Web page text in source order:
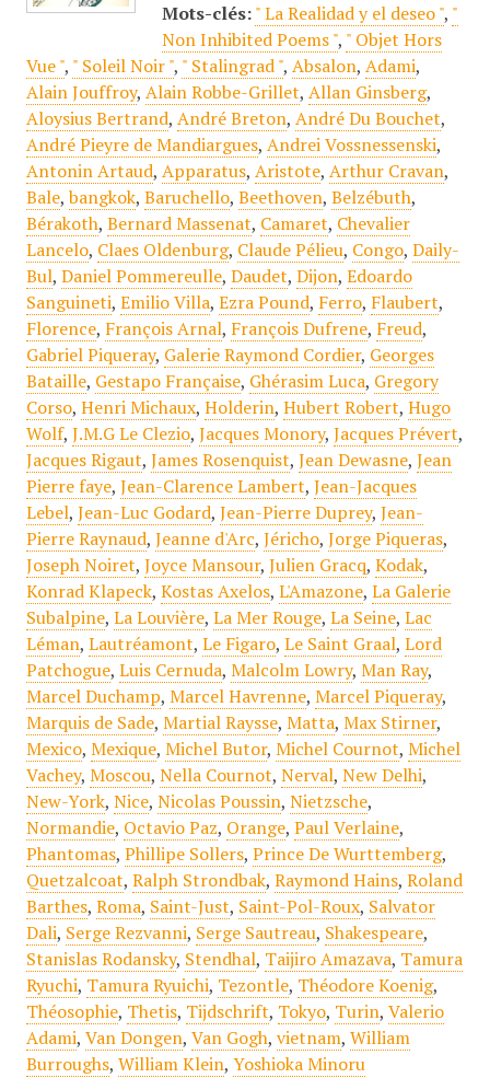
Mots-clés: " La Realidad y el deseo ", "
Non Inhibited Poems ", " Objet Hors
Vue ", " Soleil Noir ", " Stalingrad ", Absalon, Adami,
Alain Jouffroy, Alain Robbe-Grillet, Allan Ginsberg,
Aloysius Bertrand, André Breton, André Du Bouchet,
André Pieyre de Mandiargues, Andrei Vossnessenski,
Antonin Artaud, Apparatus, Aristote, Arthur Cravan,
Bale,bangkok, Baruchello, Beethoven, Belzébuth,
Bérakoth, Bernard Massenat, Camaret, Chevalier
Lancelo, Claes Oldenburg, Claude Pélieu, Congo, Daily-
Bul, Daniel Pommereulle, Daudet, Dijon, Edoardo
Sanguineti, Emilio Villa, Ezra Pound, Ferro, Flaubert,
Florence, François Arnal, François Dufrene, Freud,
Gabriel Piqueray, Galerie Raymond Cordier, Georges
Bataille, Gestapo Française, Ghérasim Luca, Gregory
Corso, Henri Michaux, Holderin, Hubert Robert, Hugo
Wolf, J.M.G Le Clezio, Jacques Monory, Jacques Prévert,
Jacques Rigaut, James Rosenquist, Jean Dewasne, Jean
Pierre faye, Jean-Clarence Lambert, Jean-Jacques
Lebel, Jean-Luc Godard, Jean-Pierre Duprey, Jean-
Pierre Raynaud, Jeanne d'Arc, Jéricho, Jorge Piqueras,
Joseph Noiret, Joyce Mansour, Julien Gracq, Kodak,
Konrad Klapeck, Kostas Axelos, L'Amazone, La Galerie
Subalpine, La Louvière, La Mer Rouge, La Seine, Lac
Léman, Lautréamont, Le Figaro, Le Saint Graal, Lord
Patchogue, Luis Cernuda, Malcolm Lowry, Man Ray,
Marcel Duchamp, Marcel Havrenne, Marcel Piqueray,
Marquis de Sade, Martial Raysse, Matta, Max Stirner,
Mexico, Mexique, Michel Butor, Michel Cournot, Michel
Vachey, Moscou, Nella Cournot, Nerval, New Delhi,
New-York, Nice, Nicolas Poussin, Nietzsche,
Normandie, Octavio Paz, Orange, Paul Verlaine,
Phantomas, Phillipe Sollers, Prince De Wurttemberg,
Quetzalcoat, Ralph Strondbak, Raymond Hains, Roland
Barthes, Roma, Saint-Just, Saint-Pol-Roux, Salvator
Dali, Serge Rezvanni, Serge Sautreau, Shakespeare,
Stanislas Rodansky, Stendhal, Taijiro Amazava, Tamura
Ryuchi, Tamura Ryuichi, Tezontle, Théodore Koenig,
Théosophie, Thetis, Tijdschrift, Tokyo, Turin, Valerio
Adami, Van Dongen, Van Gogh, vietnam, William
Burroughs, William Klein, Yoshioka Minoru